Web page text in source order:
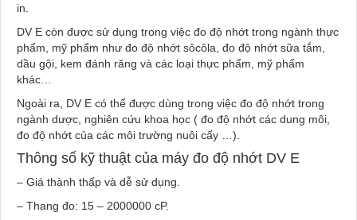
in.
DV E còn được sử dụng trong việc đo độ nhớt trong ngành thực
phẩm, mỹ phẩm như đo độ nhớt sôcôla, đo độ nhớt sữa tắm,
dầu gội, kem đánh răng và các loại thực phẩm, mỹ phẩm
khác…
Ngoài ra, DV E có thể được dùng trong việc đo độ nhớt trong
ngành dược, nghiên cứu khoa học ( đo độ nhớt các dung môi,
đo độ nhớt của các môi trường nuôi cấy …).
Thông số kỹ thuật của máy đo độ nhớt DV E
– Giá thành thấp và dễ sử dụng.
– Thang đo: 15 – 2000000 cP.